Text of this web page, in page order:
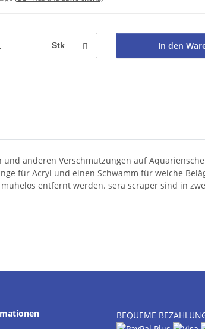
Stk In den
anderen Verschmutzungen auf
für Acryl und einen Schwamm für weiche
entfernt werden. sera scraper sind in
BEQUEME